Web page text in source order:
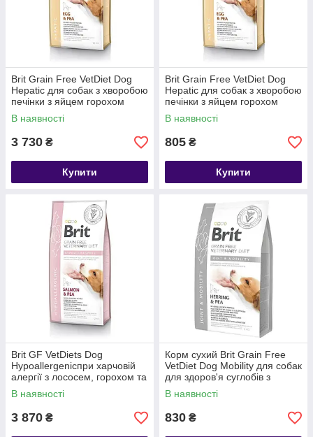
Brit Grain Free VetDiet Dog
Hepatic для собак з хворобою
печінки з яйцем горохом
бататом та гречкою 12 кг
В наявності
3 730 ₴
Купити
Brit Grain Free VetDiet Dog
Hepatic для собак з хворобою
печінки з яйцем горохом
бататом та гречкою 2 кг
В наявності
805 ₴
Купити
Brit GF VetDiets Dog
Hypoallergenicпри харчовій
алергії з лососем, горохом та
гречкою 12 кг
В наявності
3 870 ₴
Корм сухий Brit Grain Free
VetDiet Dog Mobility для собак
для здоров'я суглобів з
оселедцем лососем 2 кг
В наявності
830 ₴